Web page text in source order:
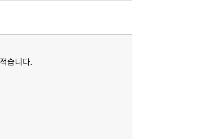
습니다.